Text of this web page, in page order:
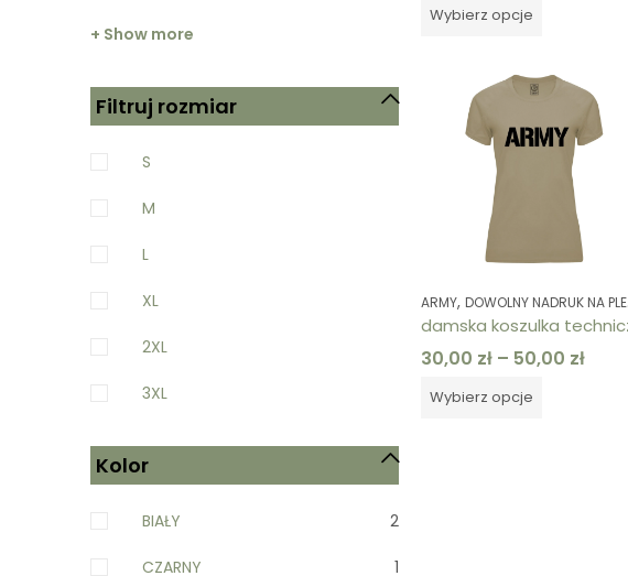
Wybierz opcje
ARMY, DOWOLNY NADRUK NA PLECACH
30,00 zł – 50,00 zł
Wybierz opcje
+ Show more
Filtruj rozmiar
S
M
L
XL
2XL
3XL
Kolor
BIAŁY 2
CZARNY 1